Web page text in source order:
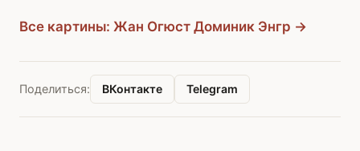
Все картины: Жан Огюст Доминик Энгр →
Поделиться: ВКонтакте Telegram